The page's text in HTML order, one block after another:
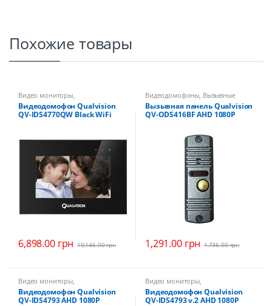
Похожие товары
Видео мониторы,
Видеодомофоны
Видеодомофон Qualvision
QV-IDS4770QW Black WiFi
6,898.00грн 10,146.00грн
Видеодомофоны, Вызывные
панели
Вызывная панель Qualvision
QV-ODS416BF AHD 1080P
1,291.00грн 1,736.00грн
Видео мониторы
Видеодомофоны
Видеодомофон Qualvision
QV-IDS4793 AHD 1080P
Видео мониторы
Видеодомофоны
Видеодомофон Qualvision
QV-IDS4793 v.2 AHD 1080P